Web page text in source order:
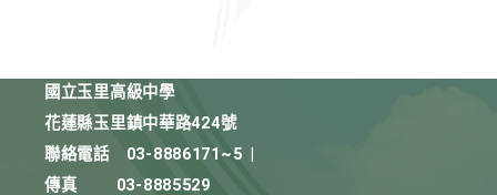
國立玉里高級中學
花蓮縣玉里鎮中華路424號
聯絡電話
03-8886171~5
傳真
03-8885529